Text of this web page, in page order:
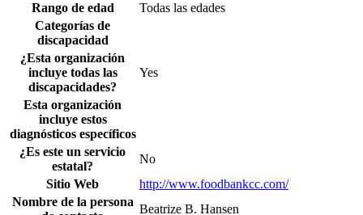
Rango de edad
Todas las edades
Categorías de
discapacidad
¿Esta organización
incluye todas las
discapacidades?
Yes
Esta organización
incluye estos
diagnósticos específicos
¿Es este un servicio
estatal?
No
Sitio Web
http://www.foodbankcc.com/
Nombre de la persona
Beatrize B. Hansen